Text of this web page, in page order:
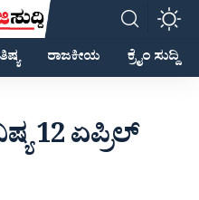
ರಾಜಕೀಯ ಕ್ರೈಂ ಸುದ್ದಿ
12 ಏಪ್ರಿಲ್